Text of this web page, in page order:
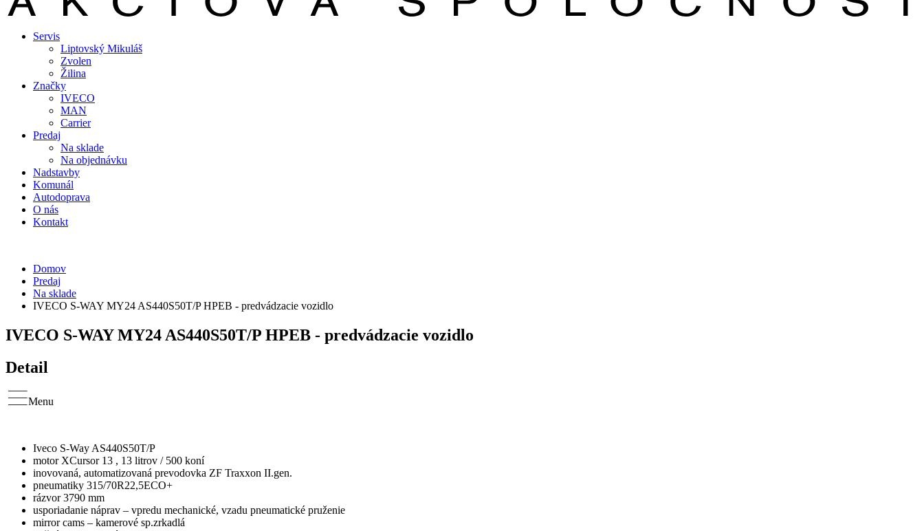
Servis
Liptovský Mikuláš
Zvolen
Žilina
Značky
IVECO
MAN
Carrier
Predaj
Na sklade
Na objednávku
Nadstavby
Komunál
Autodoprava
O nás
Kontakt
Domov
Predaj
Na sklade
IVECO S-WAY MY24 AS440S50T/P HPEB - predvádzacie vozidlo
IVECO S-WAY MY24 AS440S50T/P HPEB - predvádzacie vozidlo
Detail
Menu
Iveco S-Way AS440S50T/P
motor XCursor 13 , 13 litrov / 500 koní
inovovaná, automatizovaná prevodovka ZF Traxxon II.gen.
pneumatiky 315/70R22,5ECO+
rázvor 3790 mm
usporiadanie náprav – vpredu mechanické, vzadu pneumatické pruženie
mirror cams – kamerové sp.zrkadlá